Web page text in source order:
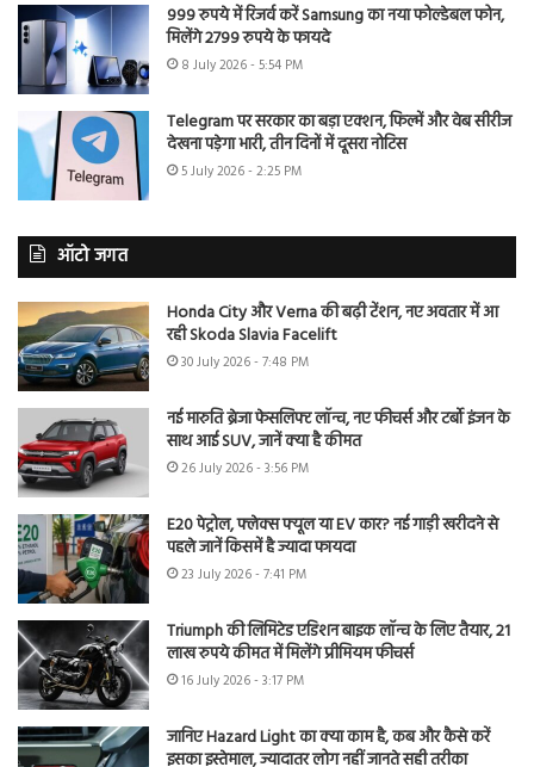
999 रुपये में रिजर्व करें Samsung का नया फोल्डेबल फोन,
मिलेंगे 2799 रुपये के फायदे
8 July 2026 - 5:54 PM
Telegram पर सरकार का बड़ा एक्शन, फिल्में और वेब सीरीज
देखना पड़ेगा भारी, तीन दिनों में दूसरा नोटिस
5 July 2026 - 2:25 PM
ऑटो जगत
Honda City और Verna की बढ़ी टेंशन, नए अवतार में आ
रही Skoda Slavia Facelift
30 July 2026 - 7:48 PM
नई मारुति ब्रेजा फेसलिफ्ट लॉन्च, नए फीचर्स और टर्बो इंजन के
साथ आई SUV, जानें क्या है कीमत
26 July 2026 - 3:56 PM
E20 पेट्रोल, फ्लेक्स फ्यूल या EV कार? नई गाड़ी खरीदने से
पहले जानें किसमें है ज्यादा फायदा
23 July 2026 - 7:41 PM
Triumph की लिमिटेड एडिशन बाइक लॉन्च के लिए तैयार, 21
लाख रुपये कीमत में मिलेंगे प्रीमियम फीचर्स
16 July 2026 - 3:17 PM
जानिए Hazard Light का क्या काम है, कब और कैसे करें
इसका इस्तेमाल, ज्यादातर लोग नहीं जानते सही तरीका